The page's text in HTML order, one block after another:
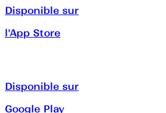
Disponible sur
l'App Store
Disponible sur
Google Play